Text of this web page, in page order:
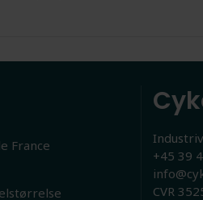
France
+45 39
CVR